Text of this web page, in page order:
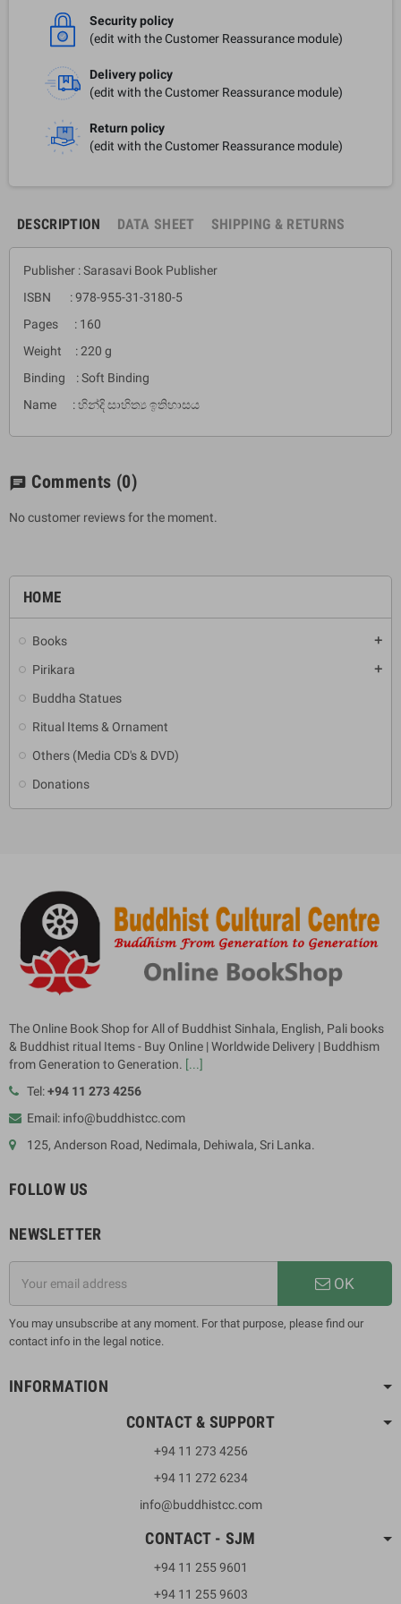
HOME
Books add
Pirikara add
Buddha Statues
Ritual Items & Ornament
Others (Media CD's & DVD)
Donations
Security policy
(edit with the Customer Reassurance module)
Delivery policy
(edit with the Customer Reassurance module)
Return policy
(edit with the Customer Reassurance module)
DESCRIPTION DATA SHEET SHIPPING & RETURNS
Publisher : Sarasavi Book Publisher
ISBN : 978-955-31-3180-5
Pages : 160
Weight : 220 g
Binding : Soft Binding
Name : හින්දි සාහිත්‍ය ඉතිහාසය
chat Comments (0)
No customer reviews for the moment.
The Online Book Shop for All of Buddhist Sinhala, English, Pali books
& Buddhist ritual Items - Buy Online | Worldwide Delivery | Buddhism
from Generation to Generation. [...]
Tel:+94 11 273 4256
Email: info@buddhistcc.com
125, Anderson Road, Nedimala, Dehiwala, Sri Lanka.
FOLLOW US
NEWSLETTER
OK
You may unsubscribe at any moment. For that purpose, please find our
contact info in the legal notice.
INFORMATION
CONTACT & SUPPORT
+94 11 273 4256
+94 11 272 6234
info@buddhistcc.com
CONTACT - SJM
+94 11 255 9601
+94 11 255 9603